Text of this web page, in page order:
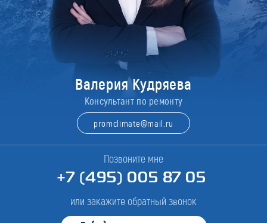
Валерия Кудряева
Консультант по ремонту
promclimate@mail.ru
Позвоните мне
+7 (495) 005 87 05
или закажите обратный звонок